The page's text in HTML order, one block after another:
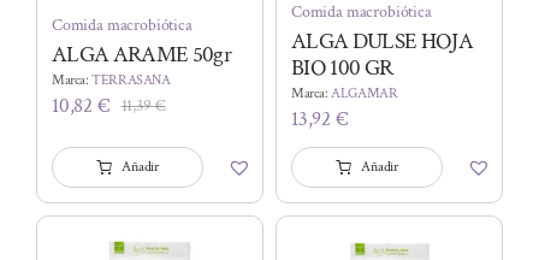
Comida macrobiótica
ALGA ARAME 50gr
Marca:TERRASANA
11,39€El
precio
original
era:
11,39 €.
10,82 €
El
precio
actual
es:
10,82 €.
Añadir
Comida macrobiótica
ALGA DULSE HOJA
BIO 100 GR
Marca:ALGAMAR
13,92 €
Añadir